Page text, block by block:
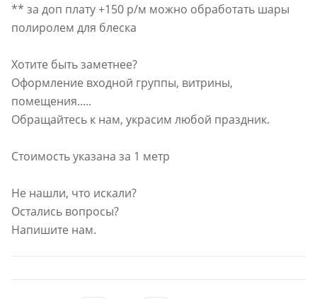
** за доп плату +150 р/м можно обработать шары
полиролем для блеска
Хотите быть заметнее?
Оформление входной группы, витрины,
помещения.....
Обращайтесь к нам, украсим любой праздник.
Стоимость указана за 1 метр
Не нашли, что искали?
Остались вопросы?
Напишите нам.